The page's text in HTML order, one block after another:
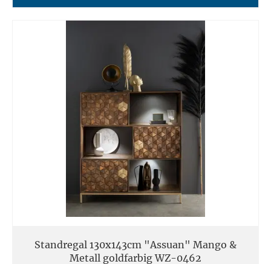
Standregal 130x143cm "Assuan" Mango &
Metall goldfarbig WZ-0462